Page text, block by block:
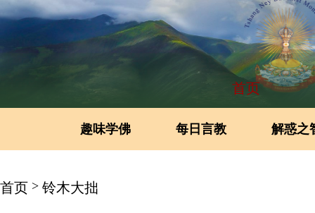
首页
趣味学佛 每日言教 解惑之
首页 > 铃木大拙